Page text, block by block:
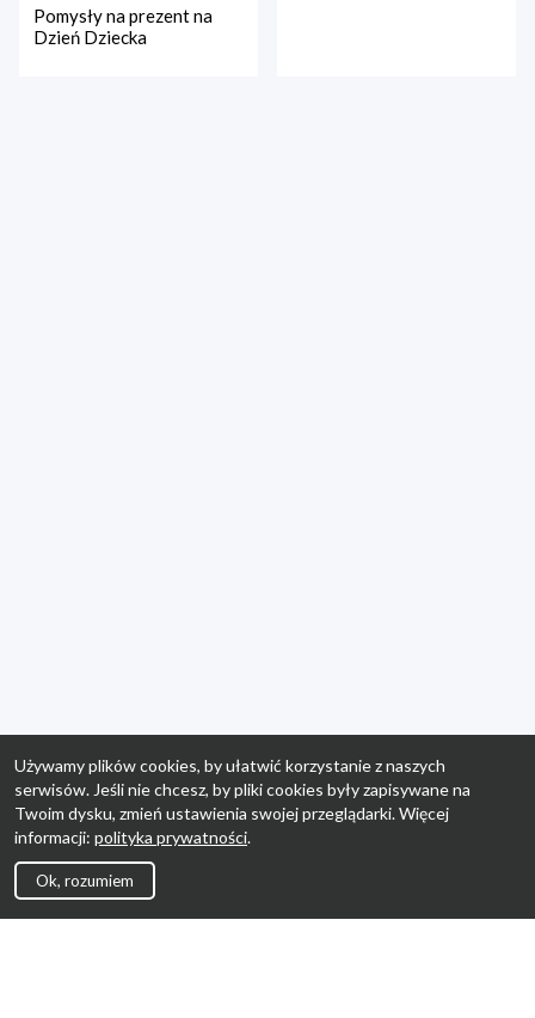
Pomysły na prezent na
Dzień Dziecka
Używamy plików cookies, by ułatwić korzystanie z naszych
serwisów. Jeśli nie chcesz, by pliki cookies były zapisywane na
Twoim dysku, zmień ustawienia swojej przeglądarki. Więcej
informacji: polityka prywatności.
Ok, rozumiem